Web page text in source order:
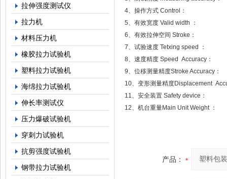
拉伸强度测试仪
拉力机
材料压力机
橡胶拉力试验机
塑料拉力试验机
海绵拉力试验机
伸长率测试仪
压力爆破试验机
穿刺力试验机
抗剪强度试验机
钢带拉力试验机
4、操作方式 Control： 全
5、有效宽度 Valid width ：
6、有效拉伸空间 Stroke：
7、试验速度 Tetxing speed ：
8、速度精度 Speed Accuracy
9、位移测量精度Stroke
10、变形测量精度Displacement
11、安全装置 Safety device：
12、机台重量Main Unit
产品：